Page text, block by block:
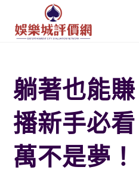
躺著也能
播新手必
萬不是夢！